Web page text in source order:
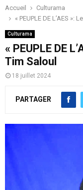
Accueil
Culturama
« PEUPLE DE L’AES »:
Culturama
« PEUPLE DE
Tim Saloul
18 juillet 2024
PARTAGER